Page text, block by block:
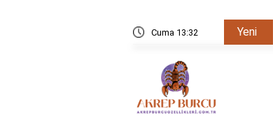
Cuma 13:32 Yeni